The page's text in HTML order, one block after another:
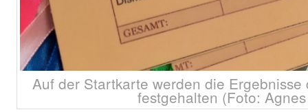
Auf der Startkarte werden die
festgehalten (Foto: